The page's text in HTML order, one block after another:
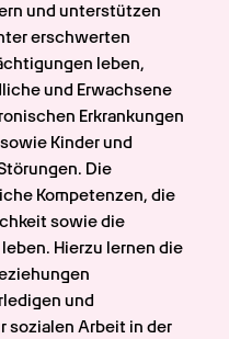
und unterstützen
erschwerten
leben,
und Erwachsene
Erkrankungen
Kinder und
Die
Kompetenzen, die
sowie die
Hierzu lernen die
und
sozialen Arbeit in der